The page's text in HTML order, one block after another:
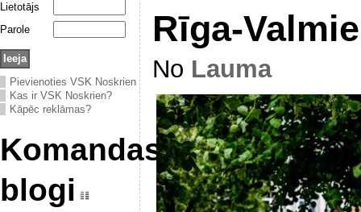
Lietotājs
Parole
Pievienoties VSK Noskrien
Kas ir VSK Noskrien?
Kāpēc reklāmas?
Komandas
blogi
Rīga-
No Lauma